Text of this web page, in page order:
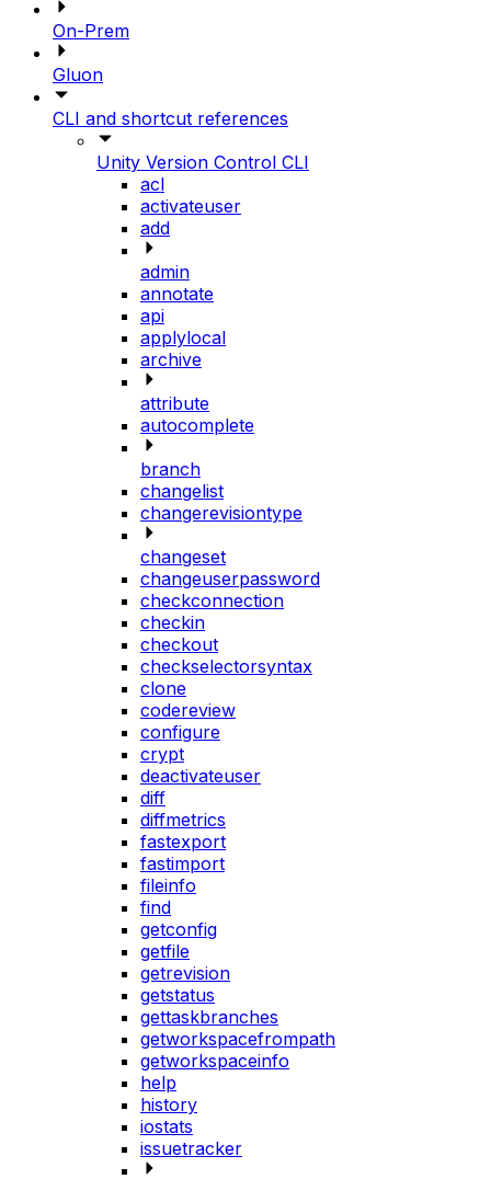
On-Prem
Gluon
CLI and shortcut references
Unity Version Control CLI
acl
activateuser
add
admin
annotate
api
applylocal
archive
attribute
autocomplete
branch
changelist
changerevisiontype
changeset
changeuserpassword
checkconnection
checkin
checkout
checkselectorsyntax
clone
codereview
configure
crypt
deactivateuser
diff
diffmetrics
fastexport
fastimport
fileinfo
find
getconfig
getfile
getrevision
getstatus
gettaskbranches
getworkspacefrompath
getworkspaceinfo
help
history
iostats
issuetracker